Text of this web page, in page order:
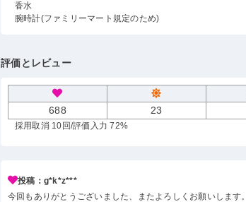
香水
腕時計(ファミリーマート規定のため)
評価とレビュー
688 23
採用取消 10回/評価入力 72%
投稿：g*k*z***
今回もありがとうございました、またよろしくお願いします。